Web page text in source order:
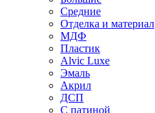
Средние
Отделка и материал
МДФ
Пластик
Alvic Luxe
Эмаль
Акрил
ДСП
С патиной